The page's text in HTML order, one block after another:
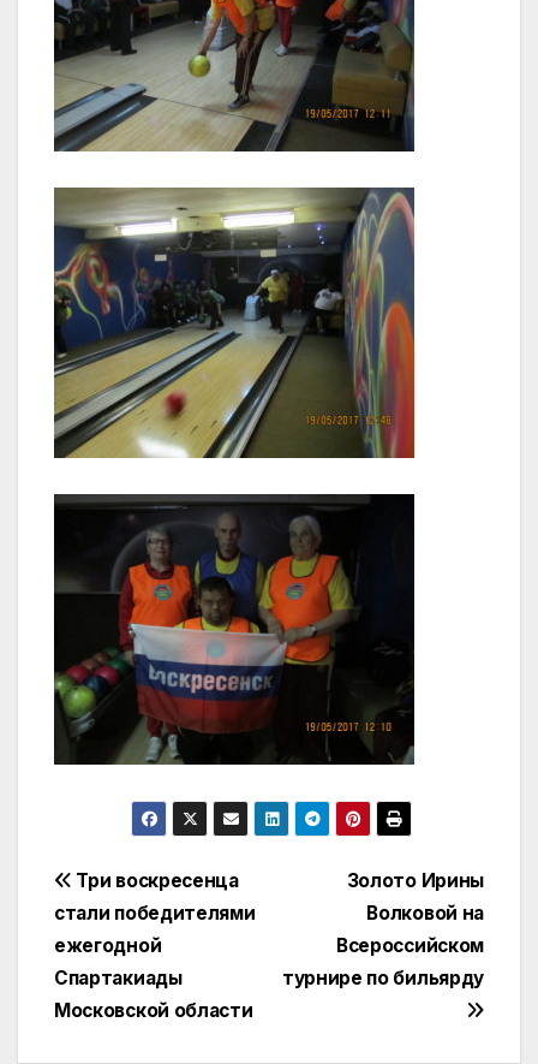
Навигация
по
записям
Золото Ирины
Волковой на
Всероссийском
турнире по бильярду
Три воскресенца
стали победителями
ежегодной
Спартакиады
Московской области